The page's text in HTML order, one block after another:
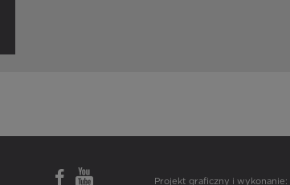
Projekt graficzny i wykonanie: